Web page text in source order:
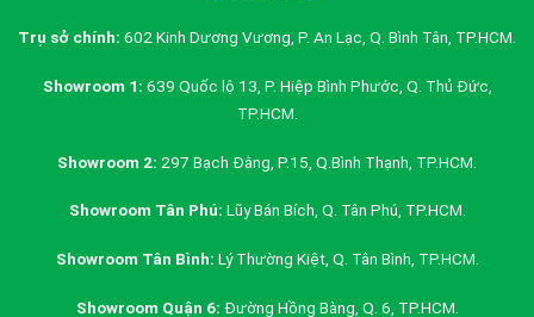
Trụ sở chính: 602 Kinh Dương Vương, P. An Lạc, Q. Bình Tân, TP.HCM.
Showroom 1: 639 Quốc lộ 13, P. Hiệp Bình Phước, Q. Thủ Đức,
TP.HCM.
Showroom 2: 297 Bạch Đằng, P.15, Q.Bình Thạnh, TP.HCM.
Showroom Tân Phú: Lũy Bán Bích, Q. Tân Phú, TP.HCM.
Showroom Tân Bình: Lý Thường Kiệt, Q. Tân Bình, TP.HCM.
Showroom Quận 6: Đường Hồng Bàng, Q. 6, TP.HCM.